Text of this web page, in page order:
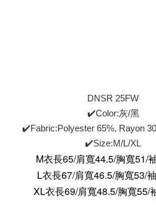
DNSR 25FW
✔️Color:灰/黑
✔️Fabric:Polyester 65%, Rayon
✔️Size:M/L/XL
M衣長65/肩寬44.5/胸寬51/
L衣長67/肩寬46.5/胸寬53/
XL衣長69/肩寬48.5/胸寬55/